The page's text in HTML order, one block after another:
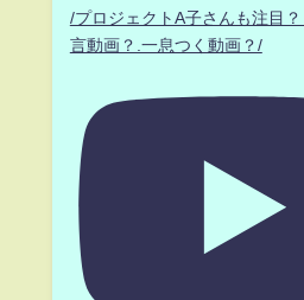
/プロジェクトA子さんも注
言動画？.一息つく動画？/